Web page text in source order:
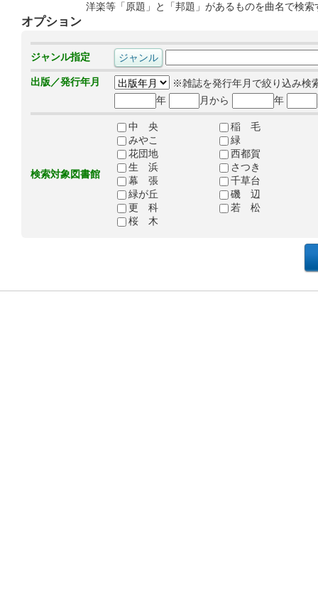
洋楽等「原題」と「邦題」があるものを曲名で検
オプション
ジャンル指定
出版／発行年月
※雑誌を発行年月で絞り込み検
年
月から 年
検索対象図書館
中 央
稲 毛
みやこ
緑
花団地
西都賀
生 浜
さつき
幕 張
千草台
緑が丘
磯 辺
更 科
若 松
桜 木